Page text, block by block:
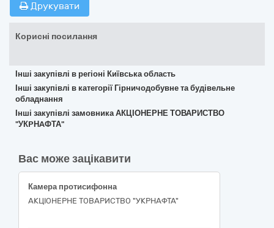
Друкувати
Корисні посилання
Інші закупівлі в регіоні Київська область
Інші закупівлі в категорії Гірничодобувне та будівельне
обладнання
Інші закупівлі замовника АКЦІОНЕРНЕ ТОВАРИСТВО
"УКPНAФТА"
Вас може зацікавити
Камера протисифонна
АКЦІОНЕРНЕ ТОВАРИСТВО "УКPНAФТА"